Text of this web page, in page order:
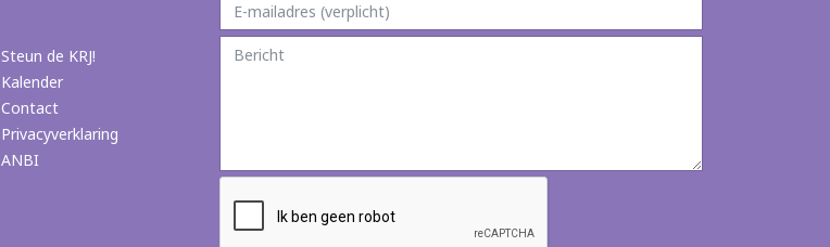
Steun de KRJ!
Kalender
Contact
Privacyverklaring
ANBI